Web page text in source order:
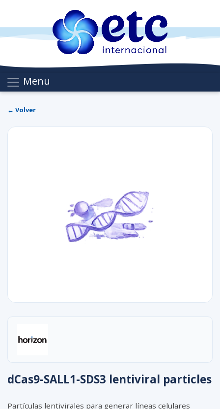
Menu
← Volver
dCas9-SALL1-SDS3 lentiviral particles
Partículas lentivirales para generar líneas celulares